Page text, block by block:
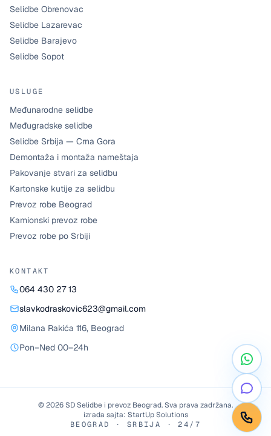
Selidbe Obrenovac
Selidbe Lazarevac
Selidbe Barajevo
Selidbe Sopot
USLUGE
Međunarodne selidbe
Međugradske selidbe
Selidbe Srbija — Crna Gora
Demontaža i montaža nameštaja
Pakovanje stvari za selidbu
Kartonske kutije za selidbu
Prevoz robe Beograd
Kamionski prevoz robe
Prevoz robe po Srbiji
KONTAKT
064 430 27 13
slavkodraskovic623@gmail.com
Milana Rakića 116, Beograd
Pon–Ned 00–24h
©2026SD Selidbe i prevoz Beograd. Sva prava zadržana.
izrada sajta: StartUp Solutions
BEOGRAD · SRBIJA · 24/7